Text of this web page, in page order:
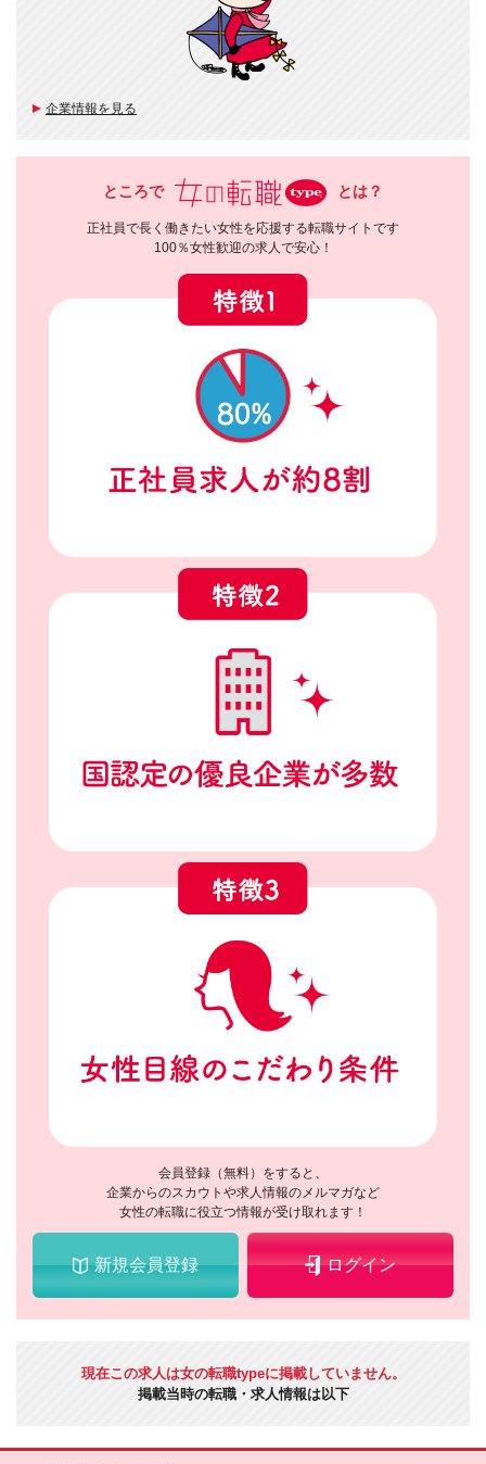
企業情報を見る
ところで とは？
正社員で長く働きたい女性を応援する転職サイトです
100％女性歓迎の求人で安心！
会員登録（無料）をすると、
企業からのスカウトや求人情報のメルマガなど
女性の転職に役立つ情報が受け取れます！
新規会員登録 ログイン
現在この求人は女の転職typeに掲載していません。
掲載当時の転職・求人情報は以下